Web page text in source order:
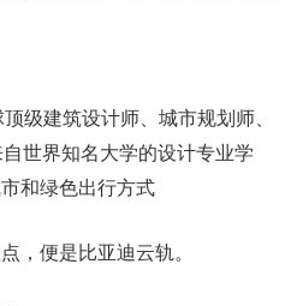
级建筑设计师、城市规划师、
世界知名大学的设计专业学
和绿色出行方式
，便是比亚迪云轨。